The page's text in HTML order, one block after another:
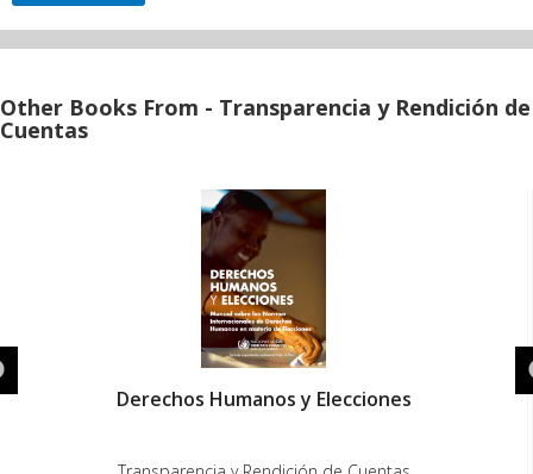
Other Books From - Transparencia y Rendición de
Cuentas
Informe Anual 2020 – 2021